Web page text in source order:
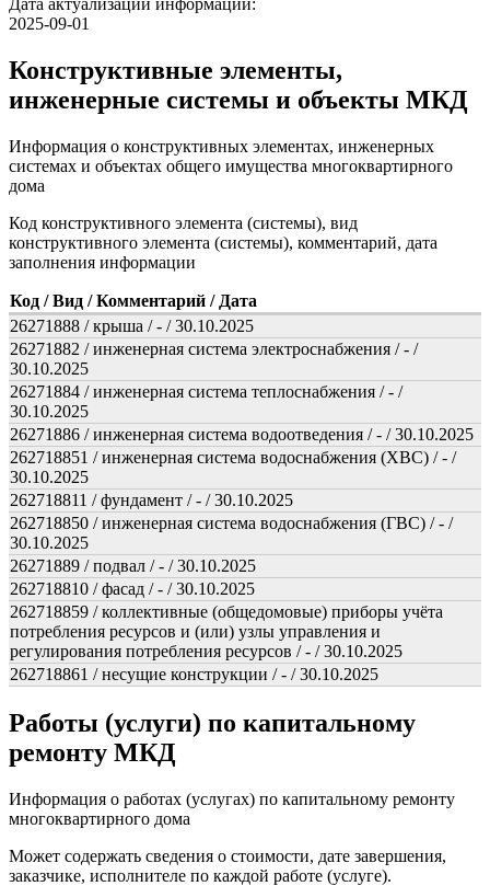
Дата актуализации информации:
2025-09-01
Конструктивные элементы,
инженерные системы и объекты МКД
Информация о конструктивных элементах, инженерных
системах и объектах общего имущества многоквартирного
дома
Код конструктивного элемента (системы), вид
конструктивного элемента (системы), комментарий, дата
заполнения информации
Код / Вид / Комментарий / Дата
26271888 / крыша / - / 30.10.2025
26271882 / инженерная система электроснабжения / - /
30.10.2025
26271884 / инженерная система теплоснабжения / - /
30.10.2025
26271886 / инженерная система водоотведения / - / 30.10.2025
262718851 / инженерная система водоснабжения (ХВС) / - /
30.10.2025
262718811 / фундамент / - / 30.10.2025
262718850 / инженерная система водоснабжения (ГВС) / - /
30.10.2025
26271889 / подвал / - / 30.10.2025
262718810 / фасад / - / 30.10.2025
262718859 / коллективные (общедомовые) приборы учёта
потребления ресурсов и (или) узлы управления и
регулирования потребления ресурсов / - / 30.10.2025
262718861 / несущие конструкции / - / 30.10.2025
Работы (услуги) по капитальному
ремонту МКД
Информация о работах (услугах) по капитальному ремонту
многоквартирного дома
Может содержать сведения о стоимости, дате завершения,
заказчике, исполнителе по каждой работе (услуге).